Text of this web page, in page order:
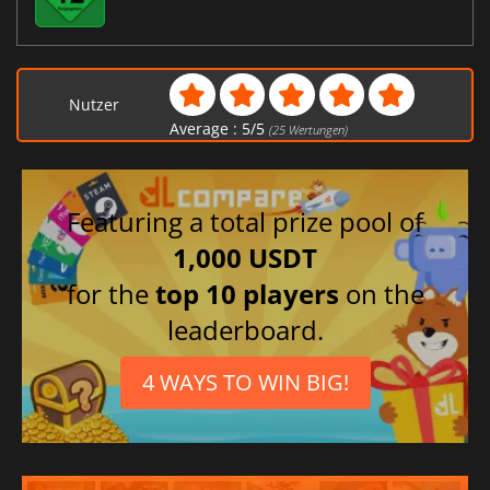
Nutzer
Average : 5/5 (25Wertungen)
Featuring a total prize pool of
1,000 USDT
for thetop 10 players on the
leaderboard.
4 WAYS TO WIN BIG!